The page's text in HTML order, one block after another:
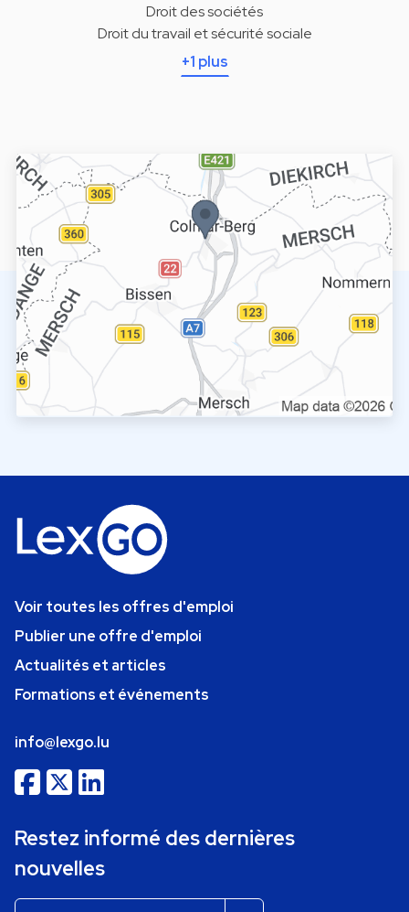
Droit des sociétés
Droit du travail et sécurité sociale
+1 plus
Voir toutes les offres d'emploi
Publier une offre d'emploi
Actualités et articles
Formations et événements
info@lexgo.lu
Restez informé des dernières
nouvelles